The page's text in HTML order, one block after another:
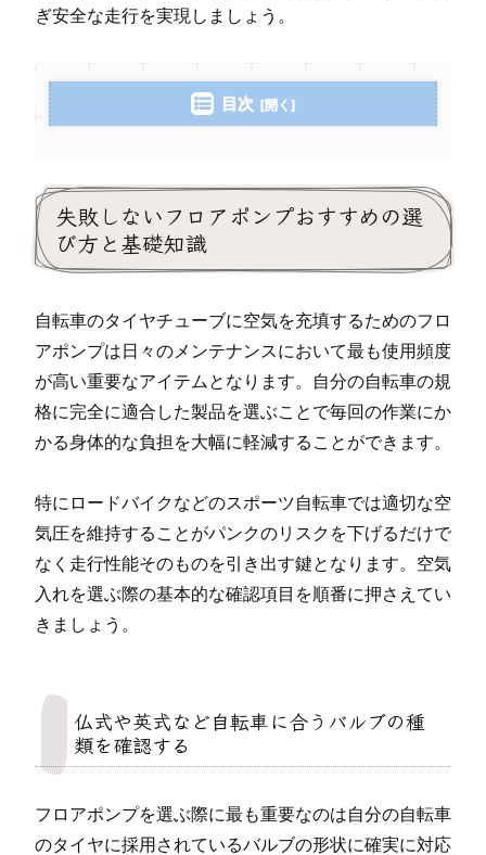
ぎ安全な走行を実現しましょう。
目次
失敗しないフロアポンプおすすめの選
び方と基礎知識
自転車のタイヤチューブに空気を充填するためのフロ
アポンプは日々のメンテナンスにおいて最も使用頻度
が高い重要なアイテムとなります。自分の自転車の規
格に完全に適合した製品を選ぶことで毎回の作業にか
かる身体的な負担を大幅に軽減することができます。
特にロードバイクなどのスポーツ自転車では適切な空
気圧を維持することがパンクのリスクを下げるだけで
なく走行性能そのものを引き出す鍵となります。空気
入れを選ぶ際の基本的な確認項目を順番に押さえてい
きましょう。
仏式や英式など自転車に合うバルブの種
類を確認する
フロアポンプを選ぶ際に最も重要なのは自分の自転車
のタイヤに採用されているバルブの形状に確実に対応